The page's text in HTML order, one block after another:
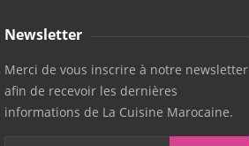
Newsletter
Merci de vous inscrire à notre newsletter
afin de recevoir les dernières
informations de La Cuisine Marocaine.